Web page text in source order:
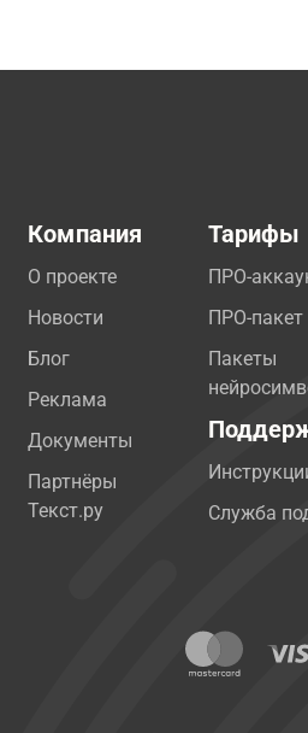
Компания
О проекте
Новости
Блог
Реклама
Документы
Партнёры
Текст.ру
Тарифы
ПРО-
ПРО-пакет
Пакеты
Служба